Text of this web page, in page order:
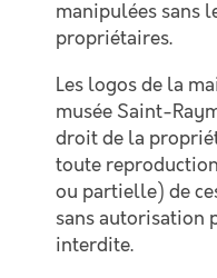
manipulées sans
propriétaires.
Les logos de la
musée Saint-
droit de la
toute
ou partielle) de
sans autorisation
interdite.